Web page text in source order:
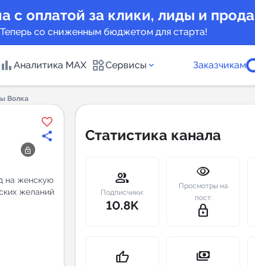
с оплатой за клики, лиды и
Теперь со сниженным бюджетом для старта!
Аналитика MAX Сервисы
каналов
предложения
New
Заказчикам
Волка
на женскую
желаний
Статистика канала
group
Подписчики:
10.8K
visibility
Просмотры на
пост:
lock_outline
thumb_up payments